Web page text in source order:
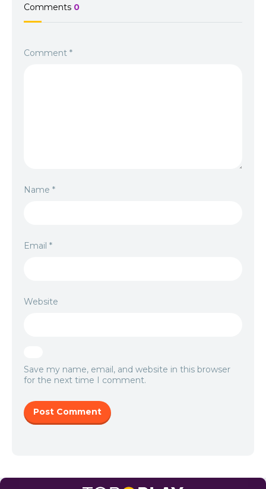
Comments 0
Comment *
Name *
Email *
Website
Save my name, email, and website in this browser
for the next time I comment.